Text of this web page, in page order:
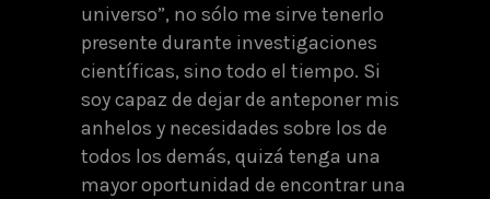
universo”, no sólo me sirve tenerlo
presente durante investigaciones
científicas, sino todo el tiempo. Si
soy capaz de dejar de anteponer mis
anhelos y necesidades sobre los de
todos los demás, quizá tenga una
mayor oportunidad de encontrar una